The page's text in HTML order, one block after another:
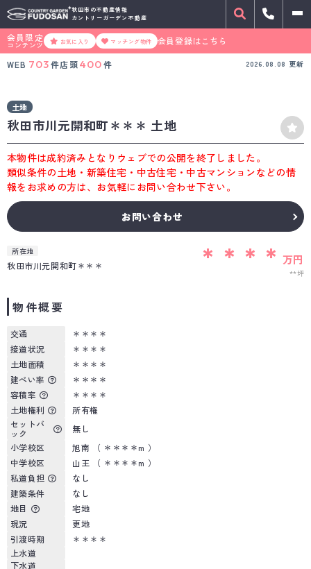
秋田市の不動産情報
カントリーガーデン不動産
会員限定
コンテンツ お気に入り マッチング物件
会員登録はこちら
WEB 703件店頭400 件 2026.08.08 更新
土地
秋田市川元開和町＊＊＊ 土地
本物件は成約済みとなりウェブでの公開を終了しました。
類似条件の土地・新築住宅・中古住宅・中古マンションなどの情
報をお求めの方は、お気軽にお問い合わせ下さい。
お問い合わせ
所在地
秋田市川元開和町＊＊＊ ＊＊＊＊ 万円
**坪
物件概要
交通
＊＊＊＊
接道状況
＊＊＊＊
土地面積
＊＊＊＊
建ぺい率
＊＊＊＊
容積率
＊＊＊＊
土地権利
所有権
セットバ
ック
無し
小学校区
旭南 （ ＊＊＊＊m ）
中学校区
山王 （ ＊＊＊＊m ）
私道負担
なし
建築条件
なし
地目
宅地
現況
更地
引渡時期
＊＊＊＊
上水道
下水道